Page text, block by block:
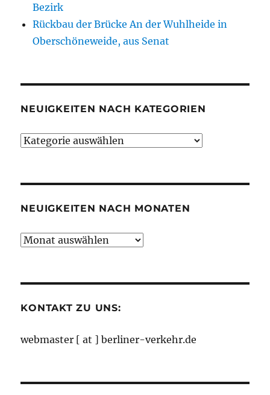
Bezirk
Rückbau der Brücke An der Wuhlheide in
Oberschöneweide, aus Senat
NEUIGKEITEN NACH KATEGORIEN
Neuigkeiten
NEUIGKEITEN NACH MONATEN
Neuigkeiten
KONTAKT ZU UNS:
webmaster [ at ] berliner-verkehr.de